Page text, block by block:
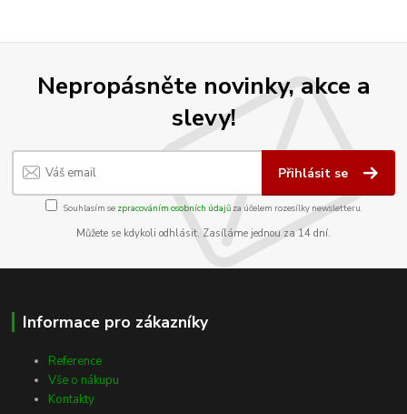
Nepropásněte novinky, akce a
slevy!
Přihlásit se
Souhlasím se zpracováním osobních údajůza účelem rozesílky newsletteru.
Můžete se kdykoli odhlásit. Zasíláme jednou za 14 dní.
Informace pro zákazníky
Reference
Vše o nákupu
Kontakty